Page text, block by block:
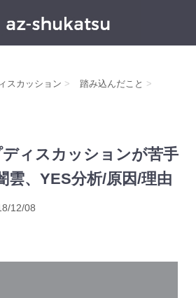
スカッション > 踏み込んだこと >
ィスカッションが苦手
雲、YES分析/原因/理由
12/08